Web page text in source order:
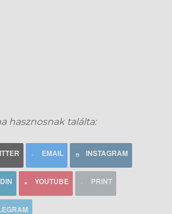
hasznosnak találta:
EMAIL INSTAGRAM
YOUTUBE PRINT